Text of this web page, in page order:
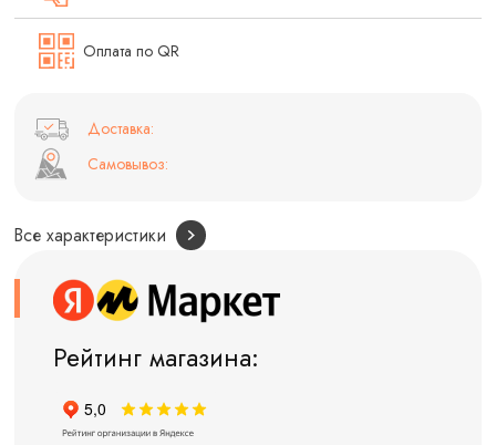
Оплата по QR
Доставка:
Самовывоз:
Все характеристики
Рейтинг магазина: